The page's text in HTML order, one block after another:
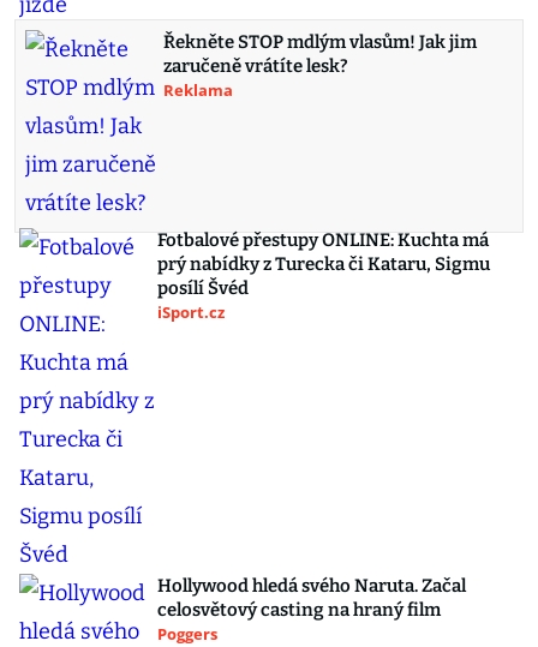
Řekněte STOP mdlým vlasům! Jak jim
zaručeně vrátíte lesk?
Reklama
Fotbalové přestupy ONLINE: Kuchta má
prý nabídky z Turecka či Kataru, Sigmu
posílí Švéd
iSport.cz
Hollywood hledá svého Naruta. Začal
celosvětový casting na hraný film
Poggers